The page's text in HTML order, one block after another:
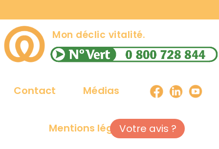
Votre avis ?
Mon déclic vitalité.
Contact Médias
Mentions légales du site